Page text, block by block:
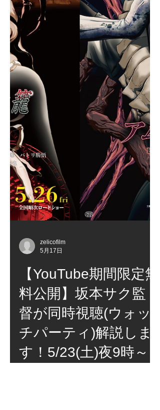
女性のみ受付) が追加されます。 詳細
は上記リンクのクラウドファンディン
グ・サイト・ページをご参照くださ
い。 なお、従来のリターン特典「エン
ドロールにお名前」「原画セット」
「絵コンテ本」「設定資料集」などは
引き続き特典に含まれます。 ぜひとも
ご支援、ご協力をよろしくお願いしま
す。
zelicofilm
5月17日
【YouTube期間限定無